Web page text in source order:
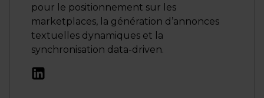
pour le positionnement sur les
marketplaces, la génération d’annonces
textuelles dynamiques et la
synchronisation data-driven.